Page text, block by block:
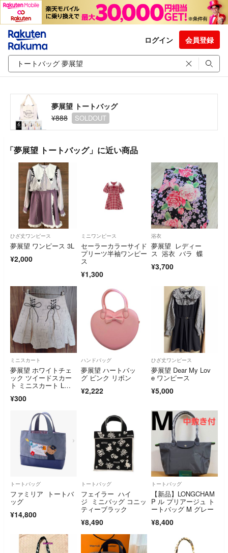
ログイン 会員登録
夢展望 トートバッグ
¥888
SOLDOUT
「夢展望 トートバッグ」に近い商品
ひざ丈ワンピース
夢展望 ワンピース 3L
¥2,000
ミニワンピース
セーラーカラーサイド
プリーツ半袖ワンピー
ス
¥1,300
浴衣
夢展望 レディー
ス 浴衣 バラ 蝶
¥3,700
ミニスカート
夢展望 ホワイトチェ
ック ツイードスカー
ト ミニスカート Lサ
¥300
ハンドバッグ
夢展望 ハートバッ
グ ピンク リボン
¥2,222
ひざ丈ワンピース
夢展望 Dear My Lov
e ワンピース
¥5,000
トートバッグ
ファミリア トートバ
ッグ
¥14,800
トートバッグ
フェイラー ハイ
ジ ミニバッグ コニッ
ティーブラック
¥8,490
トートバッグ
【新品】LONGCHAM
P ル プリアージュ ト
ートバッグ M グレー
¥8,400